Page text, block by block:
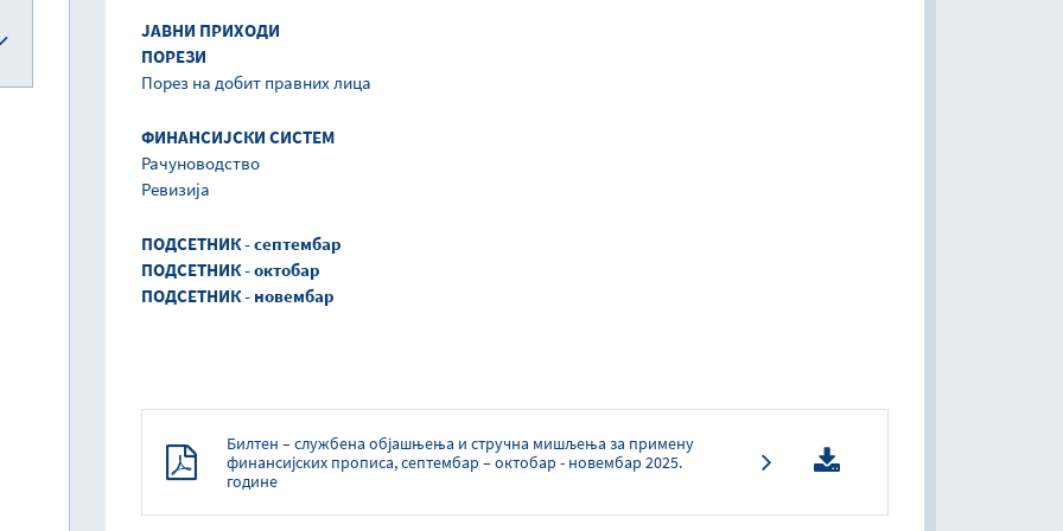
ЈАВНИ ПРИХОДИ
ПОРЕЗИ
Порез на добит правних лица
ФИНАНСИЈСКИ СИСТЕМ
Рачуноводство
Ревизија
ПОДСЕТНИК - септембар
ПОДСЕТНИК - октобар
ПОДСЕТНИК - новембар
Билтен – службена објашњења и стручна мишљења за примену
финансијских прописа, септембар – октобар - новембар 2025.
године